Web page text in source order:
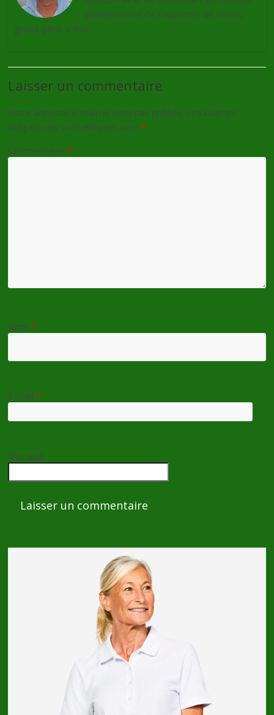
professionnel de raquettes de tennis,
grand-père 4 fois.
Laisser un commentaire
Votre adresse e-mail ne sera pas publiée. Les champs
obligatoires sont indiqués avec*
Commentaire*
Nom*
E-mail*
Site web